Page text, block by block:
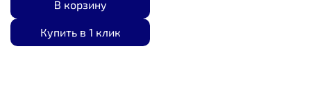
В корзину
Купить в 1 клик